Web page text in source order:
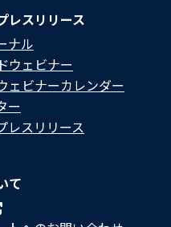
レスリリース
ナル
ウェビナー
ェビナーカレンダー
ー
レスリリース
て